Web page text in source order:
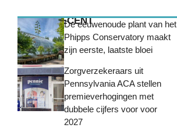
MEEST RECENTDe eeuwenoude plant van het
Phipps Conservatory maakt
zijn eerste, laatste bloei
Zorgverzekeraars uit
Pennsylvania ACA stellen
premieverhogingen met
dubbele cijfers voor voor
2027